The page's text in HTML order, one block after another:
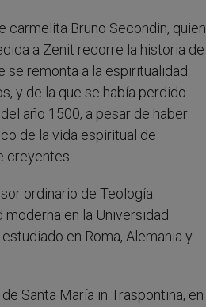
carmelita Bruno Secondin, quien
a Zenit recorre la historia de
se remonta a la espiritualidad
y de la que se había perdido
año 1500, a pesar de haber
de la vida espiritual de
creyentes.
ordinario de Teología
en la Universidad
en Roma, Alemania y
Santa María in Traspontina, en